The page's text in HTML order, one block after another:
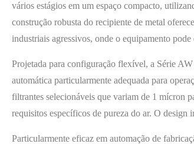
vários estágios em um espaço compacto,
construção robusta do recipiente de metal
industriais agressivos, onde o equipamento
Projetada para configuração flexível, a Série
automática particularmente adequada para
filtrantes selecionáveis ​​que variam de 1 mícron
requisitos específicos de pureza do ar. O design
Particularmente eficaz em automação de